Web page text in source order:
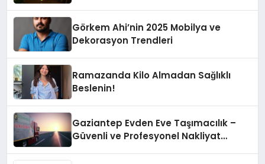
Görkem Ahi’nin 2025 Mobilya ve
Dekorasyon Trendleri
Ramazanda Kilo Almadan Sağlıklı
Beslenin!
Gaziantep Evden Eve Taşımacılık –
Güvenli ve Profesyonel Nakliyat